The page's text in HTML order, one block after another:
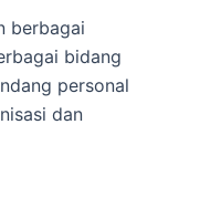
berbagai
bidang
personal
dan